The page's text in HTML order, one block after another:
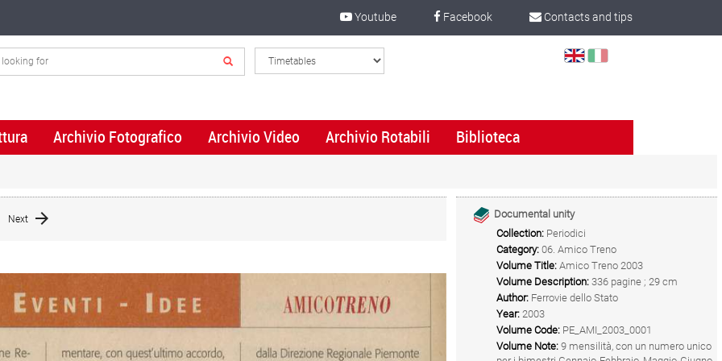
Contacts and tips
Facebook
Youtube
Select
Archivio Fotografico Archivio Video Archivio Rotabili Biblioteca
Next
Documental unity
Collection: Periodici
Category: 06. Amico Treno
Volume Title: Amico Treno 2003
Volume Description: 336 pagine ; 29 cm
Author: Ferrovie dello Stato
Year: 2003
Volume Code: PE_AMI_2003_0001
Volume Note: 9 mensilità, con un numero unico